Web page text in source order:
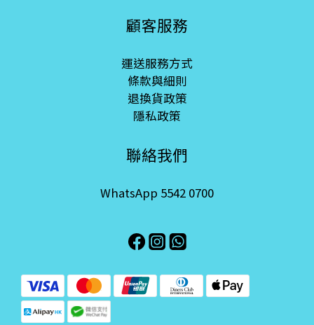
顧客服務
運送服務方式
條款與細則
退換貨政策
隱私政策
聯絡我們
WhatsApp 5542 0700